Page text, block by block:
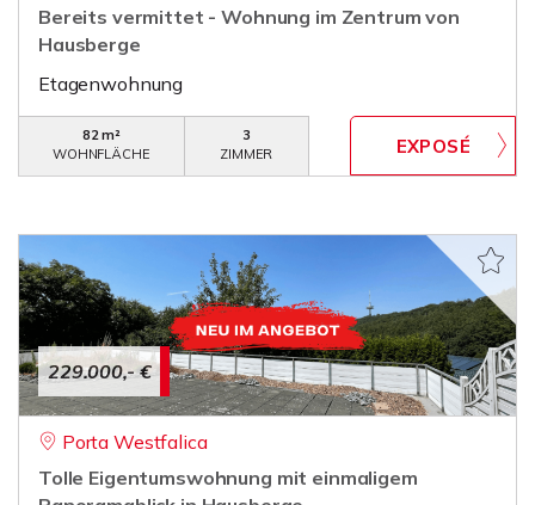
Bereits vermittet - Wohnung im Zentrum von
Hausberge
Etagenwohnung
82 m²
WOHNFLÄCHE
3
ZIMMER
229.000,- €
Porta Westfalica
Tolle Eigentumswohnung mit einmaligem